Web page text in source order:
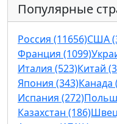
Популярные
Россия (11656)США
Франция (1099)
Италия (523)Китай
Япония (343)Канада
Испания (272)
Казахстан (186)